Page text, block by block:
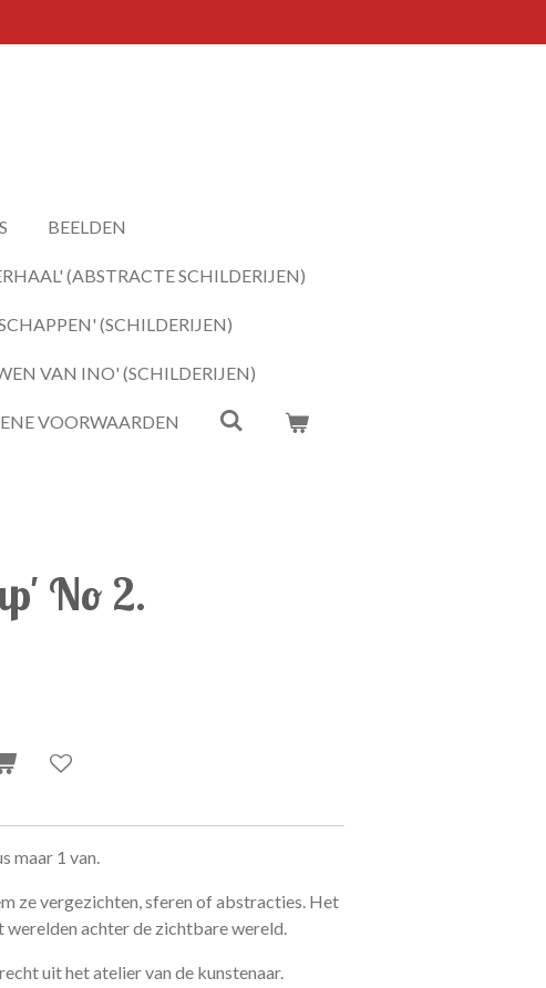
BEELDEN
(ABSTRACTE SCHILDERIJEN)
(SCHILDERIJEN)
VAN INO' (SCHILDERIJEN)
VOORWAARDEN
No 2.
maar 1 van.
ze vergezichten, sferen of abstracties. Het
werelden achter de zichtbare wereld.
uit het atelier van de kunstenaar.